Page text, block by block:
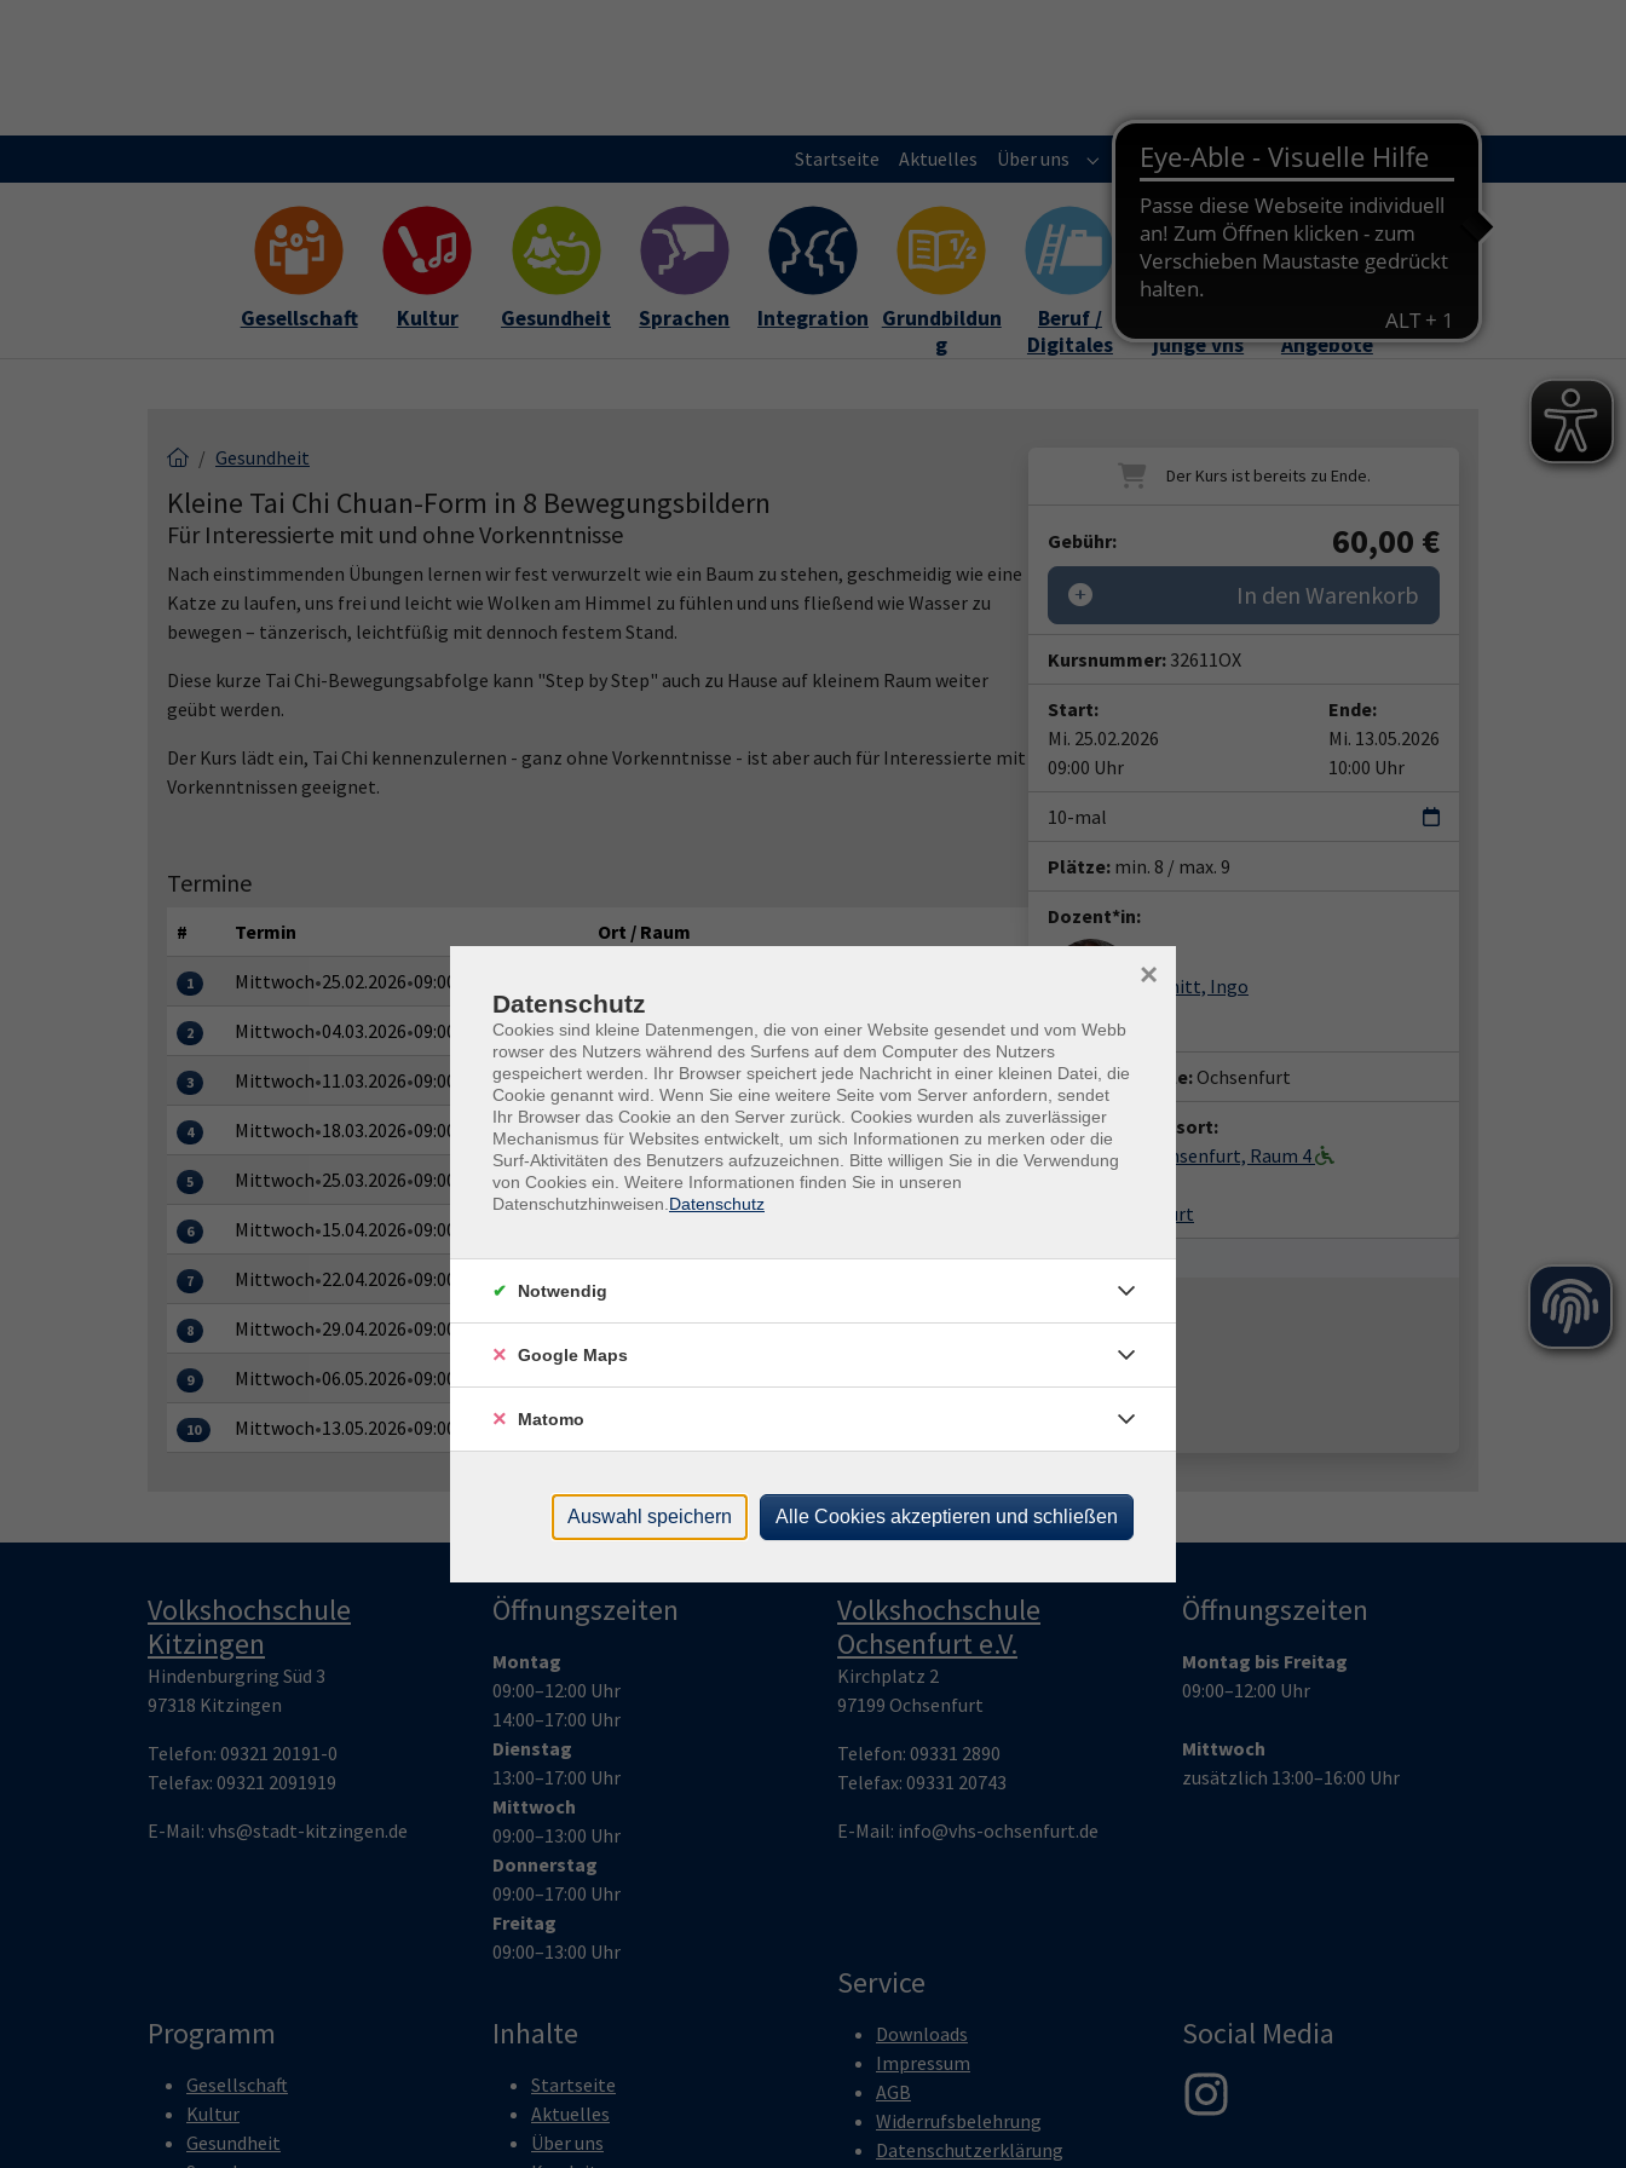
Startseite Aktuelles Über uns Submenu for "Über uns"
Kursleitungen Submenu for "Kursleitungen"
Newsletter Kontakt
Gesellschaft Kultur Gesundheit Sprachen Integration Grundbildun
g
Beruf /
Digitales
junge vhs
Angebote
Gesundheit
Kleine Tai Chi Chuan-Form in 8 Bewegungsbildern
Für Interessierte mit und ohne Vorkenntnisse
Nach einstimmenden Übungen lernen wir fest verwurzelt wie ein Baum zu stehen, geschmeidig wie eine
Katze zu laufen, uns frei und leicht wie Wolken am Himmel zu fühlen und uns fließend wie Wasser zu
bewegen – tänzerisch, leichtfüßig mit dennoch festem Stand.
Diese kurze Tai Chi-Bewegungsabfolge kann "Step by Step" auch zu Hause auf kleinem Raum weiter
geübt werden.
Der Kurs lädt ein, Tai Chi kennenzulernen - ganz ohne Vorkenntnisse - ist aber auch für Interessierte mit
Vorkenntnissen geeignet.
Termine
# Termin Ort / Raum
1 Mittwoch•25.02.2026•09:00–10:00 Uhr
2 Mittwoch•04.03.2026•09:00–10:00 Uhr Bürgerhaus Ochsenfurt (Parken: Mainuferstr.)
3 Mittwoch•11.03.2026•09:00–10:00 Uhr Bürgerhaus Ochsenfurt (Parken: Mainuferstr.)
4 Mittwoch•18.03.2026•09:00–10:00 Uhr Bürgerhaus Ochsenfurt (Parken: Mainuferstr.)
5 Mittwoch•25.03.2026•09:00–10:00 Uhr Bürgerhaus Ochsenfurt (Parken: Mainuferstr.)
6 Mittwoch•15.04.2026•09:00–10:00 Uhr
7 Mittwoch•22.04.2026•09:00–10:00 Uhr
8 Mittwoch•29.04.2026•09:00–10:00 Uhr Bürgerhaus Ochsenfurt (Parken: Mainuferstr.)
9 Mittwoch•06.05.2026•09:00–10:00 Uhr
10 Mittwoch•13.05.2026•09:00–10:00 Uhr
Gebühr: 60,00 €
In den Warenkorb
Kursnummer: 32611OX
Start:
Mi. 25.02.2026
09:00 Uhr
Ende:
Mi. 13.05.2026
10:00 Uhr
10-mal
Plätze: min. 8 / max. 9
Dozent*in:
Schmitt, Ingo
Geschäftsstelle: Ochsenfurt
Veranstaltungsort:
Bürgerhaus Ochsenfurt, Raum 4
97199 Ochsenfurt
Volkshochschule
Kitzingen
Hindenburgring Süd 3
97318 Kitzingen
Telefon: 09321 20191-0
Telefax: 09321 2091919
E-Mail: vhs@stadt-kitzingen.de
Öffnungszeiten
Montag
09:00–12:00 Uhr
14:00–17:00 Uhr
Dienstag
13:00–17:00 Uhr
Mittwoch
09:00–13:00 Uhr
Donnerstag
09:00–17:00 Uhr
Freitag
09:00–13:00 Uhr
Volkshochschule
Ochsenfurt e.V.
Kirchplatz 2
97199 Ochsenfurt
Telefon: 09331 2890
Telefax: 09331 20743
E-Mail: info@vhs-ochsenfurt.de
Öffnungszeiten
Montag bis Freitag
09:00–12:00 Uhr
Mittwoch
zusätzlich 13:00–16:00 Uhr
Programm
Gesellschaft
Kultur
Gesundheit
Inhalte
Startseite
Aktuelles
Über uns
Service
Downloads
Impressum
AGB
Widerrufsbelehrung
Datenschutzerklärung
Social Media
Datenschutz
Cookies sind kleine Datenmengen, die von einer Website gesendet und vom Webb
rowser des Nutzers während des Surfens auf dem Computer des Nutzers
gespeichert werden. Ihr Browser speichert jede Nachricht in einer kleinen Datei, die
Cookie genannt wird. Wenn Sie eine weitere Seite vom Server anfordern, sendet
Ihr Browser das Cookie an den Server zurück. Cookies wurden als zuverlässiger
Mechanismus für Websites entwickelt, um sich Informationen zu merken oder die
Surf-Aktivitäten des Benutzers aufzuzeichnen. Bitte willigen Sie in die Verwendung
von Cookies ein. Weitere Informationen finden Sie in unseren
Datenschutzhinweisen. Datenschutz
×
Notwendig
Google Maps
Matomo
Auswahl speichern Alle Cookies akzeptieren und schließen